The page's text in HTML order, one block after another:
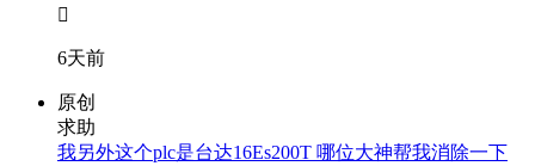

6天前
原创
求助
我另外这个plc是台达16Es200T 哪位大神帮我消除一下